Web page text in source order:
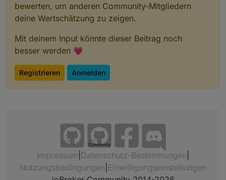
bewerten, um anderen Community-Mitgliedern
deine Wertschätzung zu zeigen.
Mit deinem Input könnte dieser Beitrag noch
besser werden 💗
Registrieren Anmelden
Community
Impressum Datenschutz-Bestimmungen
Nutzungsbedingungen Einwilligungseinstellungen